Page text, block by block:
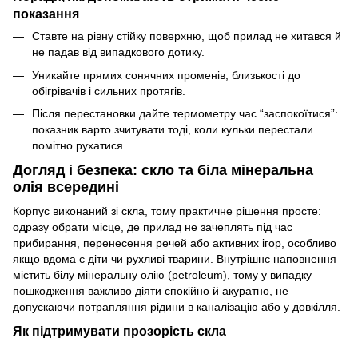
показання
Ставте на рівну стійку поверхню, щоб прилад не хитався й
не падав від випадкового дотику.
Уникайте прямих сонячних променів, близькості до
обігрівачів і сильних протягів.
Після перестановки дайте термометру час “заспокоїтися”:
показник варто зчитувати тоді, коли кульки перестали
помітно рухатися.
Догляд і безпека: скло та біла мінеральна
олія всередині
Корпус виконаний зі скла, тому практичне рішення просте:
одразу обрати місце, де прилад не зачеплять під час
прибирання, перенесення речей або активних ігор, особливо
якщо вдома є діти чи рухливі тварини. Внутрішнє наповнення
містить білу мінеральну олію (petroleum), тому у випадку
пошкодження важливо діяти спокійно й акуратно, не
допускаючи потрапляння рідини в каналізацію або у довкілля.
Як підтримувати прозорість скла